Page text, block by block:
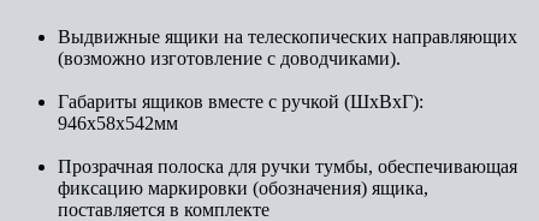
Выдвижные ящики на телескопических направляющих
(возможно изготовление с доводчиками).
Габариты ящиков вместе с ручкой (ШхВхГ):
946х58х542мм
Прозрачная полоска для ручки тумбы, обеспечивающая
фиксацию маркировки (обозначения) ящика,
поставляется в комплекте